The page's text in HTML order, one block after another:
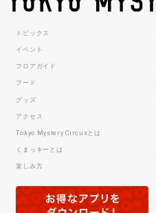
トピックス
イベント
フロアガイド
フード
グッズ
アクセス
Tokyo Mystery Circusとは
くまっキーとは
楽しみ方